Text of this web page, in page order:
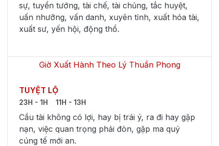
sự, tuyển tướng, tài chế, tài chủng, tắc huyệt,
uấn nhưỡng, vấn danh, xuyên tỉnh, xuất hóa tài,
xuất sư, yến hội, động thổ.
Giờ Xuất Hành Theo Lý Thuần Phong
TUYỆT LỘ
23H - 1H 11H - 13H
Cầu tài không có lợi, hay bị trái ý, ra đi hay gặp
nạn, việc quan trọng phải đòn, gặp ma quỷ
cúng tế mới an.